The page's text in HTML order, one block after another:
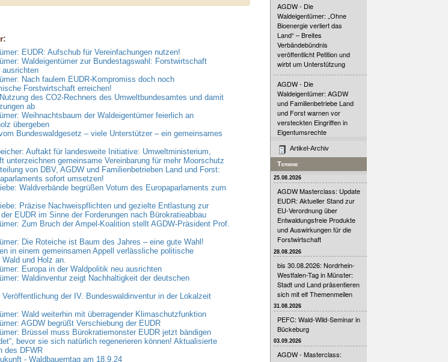
EUDR: Aufschub für Vereinfachungen nutzen!
Waldeigentümer zur Bundestagswahl: Forstwirtschaft
Nach faulem EUDR-Kompromiss doch noch
Forstwirtschaft erreichen!
des CO2-Rechners des Umweltbundesamtes und damit
ab
Weihnachtsbaum der Waldeigentümer feierlich an
übergeben
Bundeswaldgesetz – viele Unterstützer – ein gemeinsames
Auftakt für landesweite Initiative: Umweltministerium,
unterzeichnen gemeinsame Vereinbarung für mehr Moorschutz
von DBV, AGDW und Familienbetrieben Land und Forst:
sofort umsetzen!
Waldverbände begrüßen Votum des Europaparlaments zum
Präzise Nachweispflichten und gezielte Entlastung zur
EUDR im Sinne der Forderungen nach Bürokratieabbau
Zum Bruch der Ampel-Koalition stellt AGDW-Präsident Prof.
Die Roteiche ist Baum des Jahres – eine gute Wahl!
in einem gemeinsamen Appell verlässliche politische
Wald und Holz an.
Europa in der Waldpolitik neu ausrichten
Waldinventur zeigt Nachhaltigkeit der deutschen
Veröffentlichung der IV. Bundeswaldinventur in der Lokalzeit
Wald weiterhin mit überragender Klimaschutzfunktion
AGDW begrüßt Verschiebung der EUDR
Brüssel muss Bürokratiemonster EUDR jetzt bändigen
bevor sie sich natürlich regenerieren können! Aktualisierte
des DFWR
- Waldbauerntag am 18.9.24
AGDW - Die
Waldeigentümer: „Ohne
Bioenergie verliert das
Land“ – Breites
Verbändebündnis
veröffentlicht Petition und
wirbt um Unterstützung
AGDW - Die
Waldeigentümer: AGDW
und Familienbetriebe Land
und Forst warnen vor
versteckten Eingriffen in
Eigentumsrechte
Artikel-Archiv
Termine
25.08.2026
AGDW Masterclass: Update
EUDR: Aktueller Stand zur
EU-Verordnung über
Entwaldungsfreie Produkte
und Auswirkungen für die
Forstwirtschaft
28.08.2026
bis 30.08.2026: Nordrhein-
Westfalen-Tag in Münster:
Stadt und Land präsentieren
sich mit elf Themenmeilen
31.08.2026
PEFC: Wald-Wild-Seminar in
Bückeburg
03.09.2026
AGDW - Masterclass: